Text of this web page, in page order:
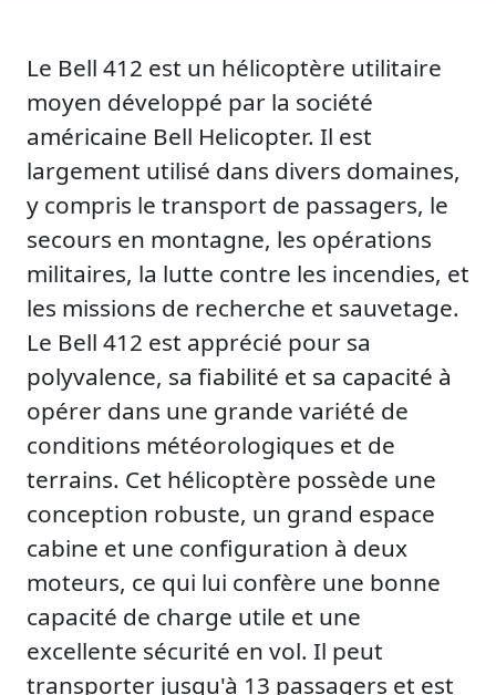
Le Bell 412 est un hélicoptère utilitaire
moyen développé par la société
américaine Bell Helicopter. Il est
largement utilisé dans divers domaines,
y compris le transport de passagers, le
secours en montagne, les opérations
militaires, la lutte contre les incendies, et
les missions de recherche et sauvetage.
Le Bell 412 est apprécié pour sa
polyvalence, sa fiabilité et sa capacité à
opérer dans une grande variété de
conditions météorologiques et de
terrains. Cet hélicoptère possède une
conception robuste, un grand espace
cabine et une configuration à deux
moteurs, ce qui lui confère une bonne
capacité de charge utile et une
excellente sécurité en vol. Il peut
transporter jusqu'à 13 passagers et est